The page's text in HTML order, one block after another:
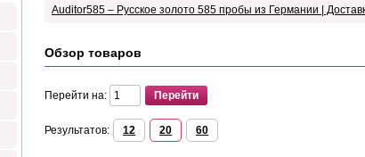
Auditor585 – Русское золото 585 пробы из Германии |
Обзор товаров
Перейти на:
Результатов: 12 20 60